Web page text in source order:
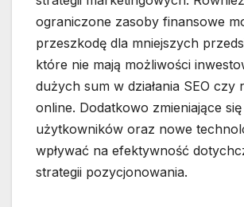
ograniczone zasoby finansowe
przeszkodę dla mniejszych
które nie mają możliwości
dużych sum w działania SEO czy
online. Dodatkowo zmieniające
użytkowników oraz nowe
wpływać na efektywność
strategii pozycjonowania.